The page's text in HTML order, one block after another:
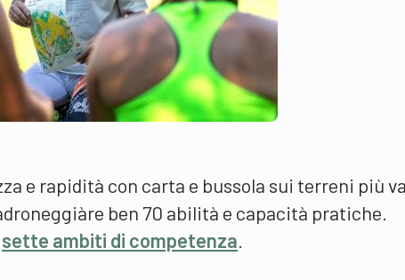
e rapidità con carta e bussola sui terreni più
ben 70 abilità e capacità pratiche.
sette ambiti di competenza